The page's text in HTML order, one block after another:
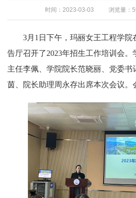
时间：2023-03-03 浏览量：
3月1日下午，玛丽女王工程学院
告厅召开了2023年招生工作培训会。
主任李佩、学院院长范晓丽、党委书
茵、院长助理周永存出席本次会议。